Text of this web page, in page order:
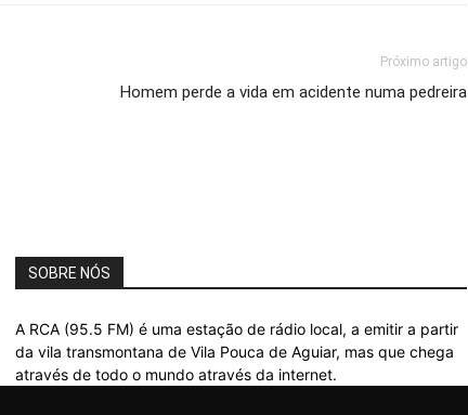
Próximo artigo
Homem perde a vida em acidente numa pedreira
SOBRE NÓS
A RCA (95.5 FM) é uma estação de rádio local, a emitir a partir
da vila transmontana de Vila Pouca de Aguiar, mas que chega
através de todo o mundo através da internet.